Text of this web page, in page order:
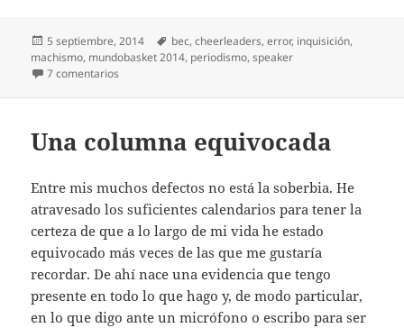
Publicado
el
5 septiembre, 2014 Etiquetas
bec,cheerleaders,error, inquisición,
machismo, mundobasket 2014, periodismo,speaker
7 comentarios
Una columna equivocada
Entre mis muchos defectos no está la soberbia. He
atravesado los suficientes calendarios para tener la
certeza de que a lo largo de mi vida he estado
equivocado más veces de las que me gustaría
recordar. De ahí nace una evidencia que tengo
presente en todo lo que hago y, de modo particular,
en lo que digo ante un micrófono o escribo para ser